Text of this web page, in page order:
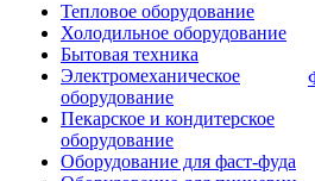
Тепловое оборудование
Холодильное оборудование
Бытовая техника
Электромеханическое
оборудование
Пекарское и кондитерское
оборудование
Оборудование для фаст-фуда